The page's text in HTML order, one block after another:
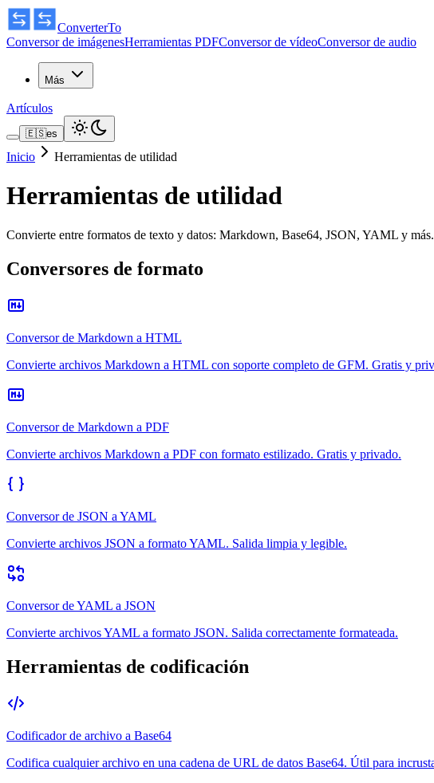
ConverterTo
Conversor de imágenesHerramientas PDFConversor de vídeoConversor de audio
Más
Artículos
🇪🇸es
Inicio Herramientas de utilidad
Herramientas de utilidad
Convierte entre formatos de texto y datos: Markdown, Base64, JSON, YAML y más.
Conversores de formato
Conversor de Markdown a HTML
Convierte archivos Markdown a HTML con soporte completo de GFM. Gratis y
Conversor de Markdown a PDF
Convierte archivos Markdown a PDF con formato estilizado. Gratis y privado.
Conversor de JSON a YAML
Convierte archivos JSON a formato YAML. Salida limpia y legible.
Conversor de YAML a JSON
Convierte archivos YAML a formato JSON. Salida correctamente formateada.
Herramientas de codificación
Codificador de archivo a Base64
Codifica cualquier archivo en una cadena de URL de datos Base64. Útil para